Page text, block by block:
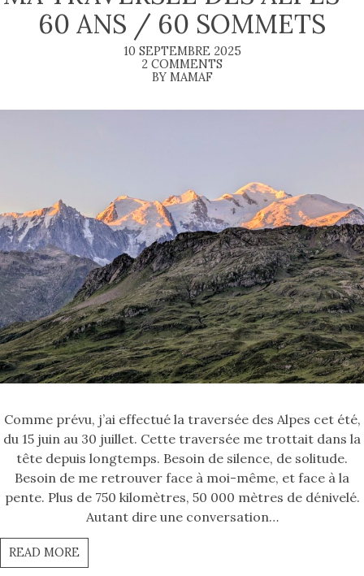
60 ANS / 60 SOMMETS
10 SEPTEMBRE 2025
2 COMMENTS
BY MAMAF
Comme prévu, j’ai effectué la traversée des Alpes cet été,
du 15 juin au 30 juillet. Cette traversée me trottait dans la
tête depuis longtemps. Besoin de silence, de solitude.
Besoin de me retrouver face à moi-même, et face à la
pente. Plus de 750 kilomètres, 50 000 mètres de dénivelé.
Autant dire une conversation…
READ MORE